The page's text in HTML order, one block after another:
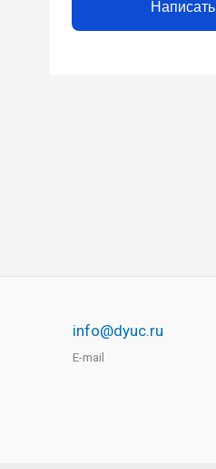
Написать
info@dyuc.ru
E-mail